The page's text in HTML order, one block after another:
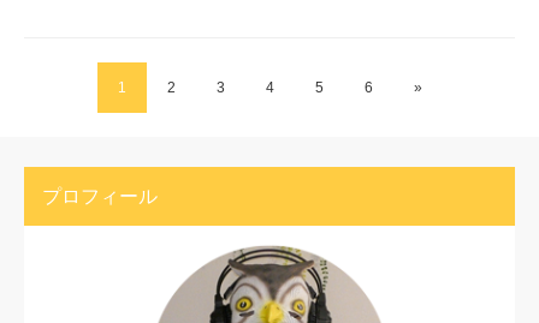
1 2 3 4 5 6 »
プロフィール